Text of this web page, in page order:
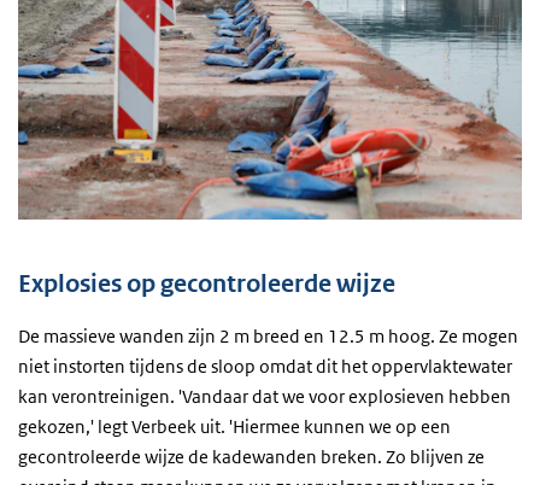
Explosies op gecontroleerde wijze
De massieve wanden zijn 2 m breed en 12.5 m hoog. Ze mogen
niet instorten tijdens de sloop omdat dit het oppervlaktewater
kan verontreinigen. 'Vandaar dat we voor explosieven hebben
gekozen,' legt Verbeek uit. 'Hiermee kunnen we op een
gecontroleerde wijze de kadewanden breken. Zo blijven ze